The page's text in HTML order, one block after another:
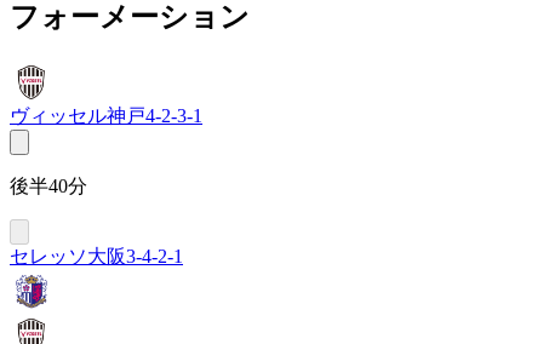
フォーメーション
ヴィッセル神戸4-2-3-1
後半40分
セレッソ大阪3-4-2-1